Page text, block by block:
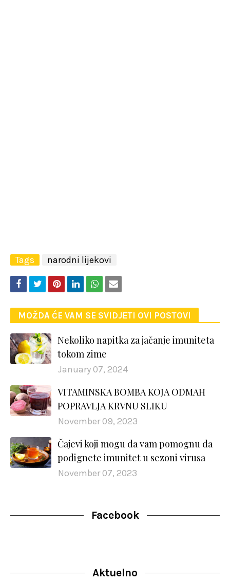
Tags narodni lijekovi
MOŽDA ĆE VAM SE SVIDJETI OVI POSTOVI
Nekoliko napitka za jačanje imuniteta
tokom zime
January 07, 2024
VITAMINSKA BOMBA KOJA ODMAH
POPRAVLJA KRVNU SLIKU
November 09, 2023
Čajevi koji mogu da vam pomognu da
podignete imunitet u sezoni virusa
November 07, 2023
Facebook
Aktuelno